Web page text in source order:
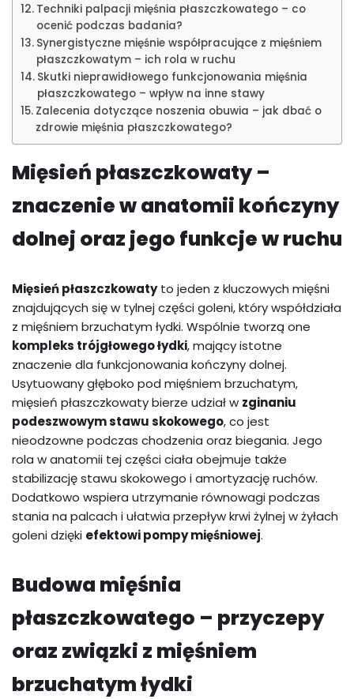
Techniki palpacji mięśnia płaszczkowatego – co
ocenić podczas badania?
Synergistyczne mięśnie współpracujące z mięśniem
płaszczkowatym – ich rola w ruchu
Skutki nieprawidłowego funkcjonowania mięśnia
płaszczkowatego – wpływ na inne stawy
Zalecenia dotyczące noszenia obuwia – jak dbać o
zdrowie mięśnia płaszczkowatego?
Mięsień płaszczkowaty –
znaczenie w anatomii kończyny
dolnej oraz jego funkcje w ruchu
Mięsień płaszczkowatyto jeden z kluczowych mięśni
znajdujących się w tylnej części goleni, który współdziała
z mięśniem brzuchatym łydki. Wspólnie tworzą one
kompleks trójgłowego łydki, mający istotne
znaczenie dla funkcjonowania kończyny dolnej.
Usytuowany głęboko pod mięśniem brzuchatym,
mięsień płaszczkowaty bierze udział w zginaniu
podeszwowym stawu skokowego, co jest
nieodzowne podczas chodzenia oraz biegania. Jego
rola w anatomii tej części ciała obejmuje także
stabilizację stawu skokowego i amortyzację ruchów.
Dodatkowo wspiera utrzymanie równowagi podczas
stania na palcach i ułatwia przepływ krwi żylnej w żyłach
goleni dzięki efektowi pompy mięśniowej.
Budowa mięśnia
płaszczkowatego – przyczepy
oraz związki z mięśniem
brzuchatym łydki